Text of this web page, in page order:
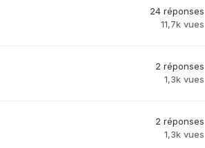
24 réponses
11,7k vues
2 réponses
1,3k vues
2 réponses
1,3k vues